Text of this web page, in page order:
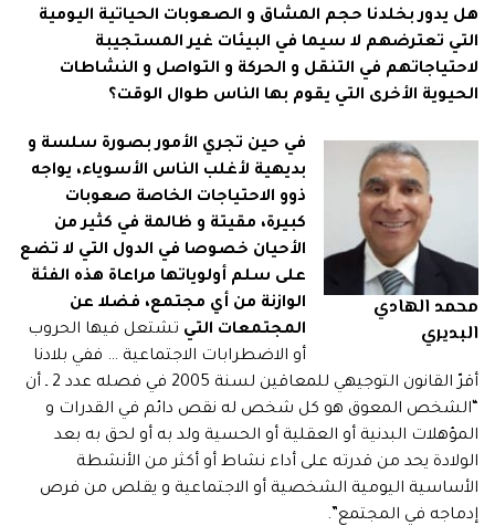
هل يدور بخلدنا حجم المشاق و الصعوبات الحياتية اليومية
التي تعترضهم لا سيما في البيئات غير المستجيبة
لاحتياجاتهم في التنقل و الحركة و التواصل و النشاطات
الحيوية الأخرى التي يقوم بها الناس طوال الوقت؟
محمد الهادي
البديري
في حين تجري الأمور بصورة سلسة و
بديهية لأغلب الناس الأسوياء، يواجه
ذوو الاحتياجات الخاصة صعوبات
كبيرة، مقيتة و ظالمة في كثير من
الأحيان خصوصا في الدول التي لا تضع
على سلم أولوياتها مراعاة هذه الفئة
الوازنة من أي مجتمع، فضلا عن
المجتمعات التي تشتعل فيها الحروب
أو الاضطرابات الاجتماعية … ففي بلادنا
أقرّ القانون التوجيهي للمعاقين لسنة 2005 في فصله عدد 2 ـ أن
“الشخص المعوق هو كل شخص له نقص دائم في القدرات و
المؤهلات البدنية أو العقلية أو الحسية ولد به أو لحق به بعد
الولادة يحد من قدرته على أداء نشاط أو أكثر من الأنشطة
الأساسية اليومية الشخصية أو الاجتماعية و يقلص من فرص
إدماجه في المجتمع”.